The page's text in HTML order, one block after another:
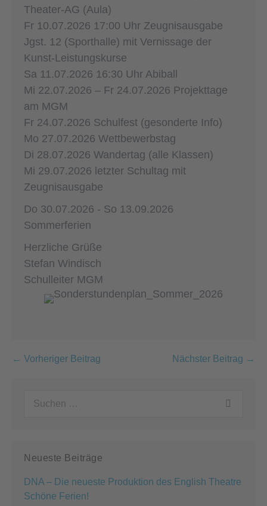
Theater-AG (Aula)
Fr 10.07.2026 17:00 Uhr Zeugnisausgabe
Jgst. 12 (Sporthalle) mit Vernissage der
Kunst-Leistungskurse
Sa 11.07.2026 16:30 Uhr Abiball
Mi 22.07.2026 – Fr 24.07.2026 Projekttage
am MGM
Fr 24.07.2026 Schulfest (gesonderte Info)
Mo 27.07.2026 Wettbewerbstag
Di 28.07.2026 Wandertag (alle Klassen)
Mi 29.07.2026 letzter Schultag mit
Zeugnisausgabe
Do 30.07.2026 - So 13.09.2026
Sommerferien
Herzliche Grüße
Stefan Windisch
Schulleiter MGM
Beitragsnavigation
← Vorheriger Beitrag Nächster Beitrag →
Neueste Beiträge
DNA – Die neueste Produktion des English Theatre
Schöne Ferien!